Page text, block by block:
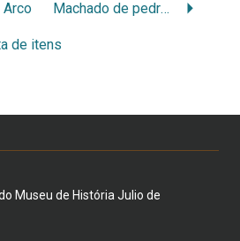
Arco Machado de pedra inacabado
de itens
Museu de História Julio de